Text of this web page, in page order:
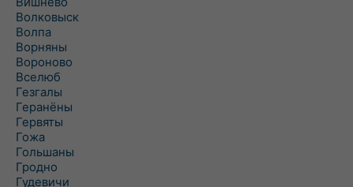
Волковыск
Волпа
Ворняны
Вороново
Вселюб
Гезгалы
Геранёны
Гервяты
Гожа
Гольшаны
Гродно
Гудевичи